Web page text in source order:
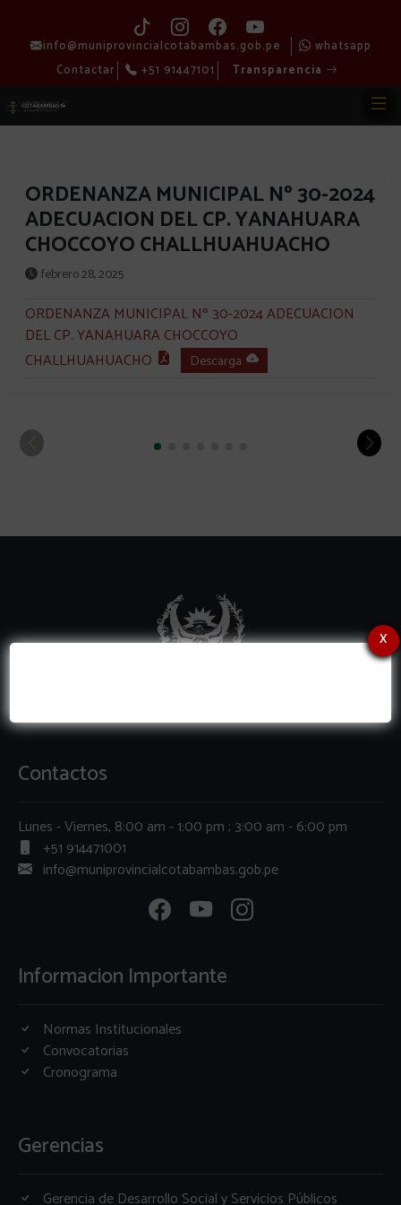
info@muniprovincialcotabambas.gob.pe
whatsapp
Contactar
+51 91447101 Transparencia
ORDENANZA MUNICIPAL Nº 30-2024
ADECUACION DEL CP. YANAHUARA
CHOCCOYO CHALLHUAHUACHO
febrero 28, 2025
ORDENANZA MUNICIPAL Nº 30-2024 ADECUACION
DEL CP. YANAHUARA CHOCCOYO
CHALLHUAHUACHO
Descarga
x
Contactos
Lunes - Viernes, 8:00 am - 1:00 pm ; 3:00 am - 6:00 pm
+51 914471001
info@muniprovincialcotabambas.gob.pe
Informacion Importante
Normas Institucionales
Convocatorias
Cronograma
Gerencias
Gerencia de Desarrollo Social y Servicios Públicos